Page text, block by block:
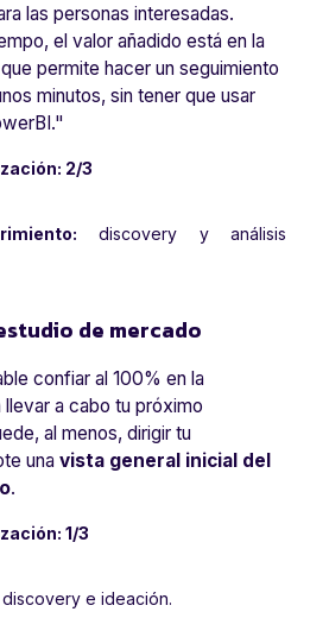
las personas interesadas.
el valor añadido está en la
permite hacer un seguimiento
minutos, sin tener que usar
."
2/3
discovery y análisis
de mercado
confiar al 100% en la
llevar a cabo tu próximo
al menos, dirigir tu
una vista general inicial del
.
1/3
discovery e ideación.